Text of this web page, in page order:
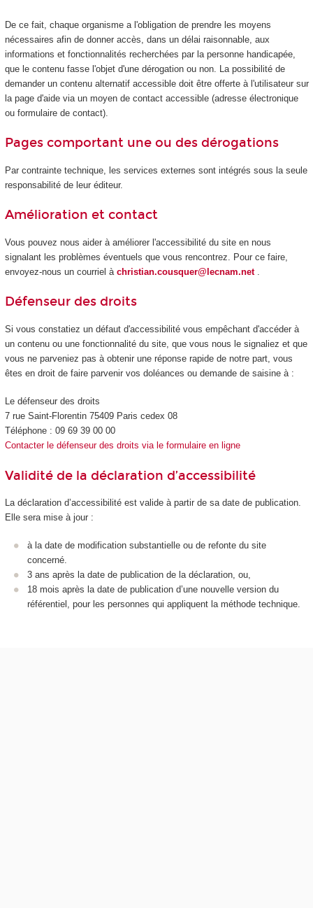
De ce fait, chaque organisme a l'obligation de prendre les moyens
nécessaires afin de donner accès, dans un délai raisonnable, aux
informations et fonctionnalités recherchées par la personne handicapée,
que le contenu fasse l'objet d'une dérogation ou non. La possibilité de
demander un contenu alternatif accessible doit être offerte à l'utilisateur sur
la page d'aide via un moyen de contact accessible (adresse électronique
ou formulaire de contact).
Pages comportant une ou des dérogations
Par contrainte technique, les services externes sont intégrés sous la seule
responsabilité de leur éditeur.
Amélioration et contact
Vous pouvez nous aider à améliorer l'accessibilité du site en nous
signalant les problèmes éventuels que vous rencontrez. Pour ce faire,
envoyez-nous un courriel à christian.cousquer@lecnam.net
Défenseur des droits
Si vous constatiez un défaut d'accessibilité vous empêchant d'accéder à
un contenu ou une fonctionnalité du site, que vous nous le signaliez et que
vous ne parveniez pas à obtenir une réponse rapide de notre part, vous
êtes en droit de faire parvenir vos doléances ou demande de saisine à :
Le défenseur des droits
7 rue Saint-Florentin 75409 Paris cedex 08
Téléphone : 09 69 39 00 00
Contacter le défenseur des droits via le formulaire en ligne
Validité de la déclaration d’accessibilité
La déclaration d’accessibilité est valide à partir de sa date de publication.
Elle sera mise à jour :
à la date de modification substantielle ou de refonte du site
concerné.
3 ans après la date de publication de la déclaration, ou,
18 mois après la date de publication d’une nouvelle version du
référentiel, pour les personnes qui appliquent la méthode technique.